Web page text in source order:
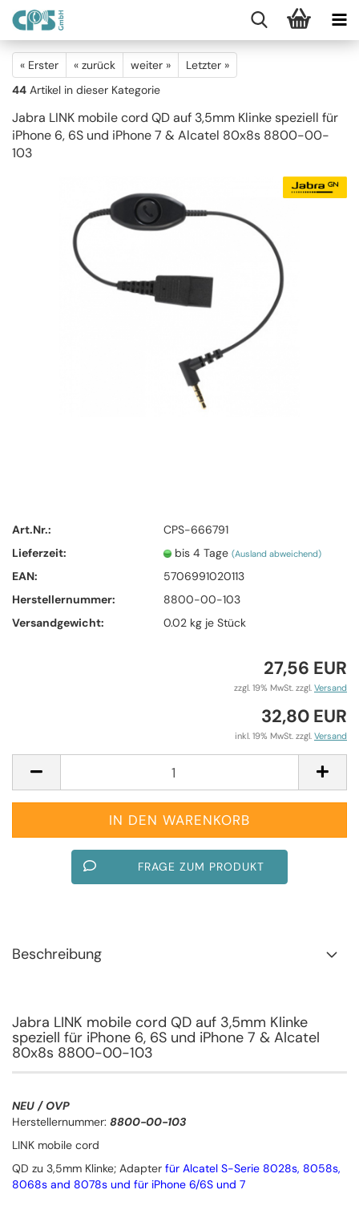
« Erster « zurück weiter »
Letzter »
44 Artikel in dieser Kategorie
Jabra LINK mobile cord QD auf 3,5mm Klinke speziell für
iPhone 6, 6S und iPhone 7 & Alcatel 80x8s 8800-00-
103
Art.Nr.:
CPS-666791
Lieferzeit:
bis 4 Tage(Ausland abweichend)
EAN:
5706991020113
Herstellernummer:
8800-00-103
Versandgewicht:
0.02 kg je Stück
27,56 EUR
zzgl. 19% MwSt. zzgl. Versand
32,80 EUR
inkl. 19% MwSt. zzgl. Versand
FRAGE ZUM PRODUKT
Beschreibung
Jabra LINK mobile cord QD auf 3,5mm Klinke
speziell für iPhone 6, 6S und iPhone 7 & Alcatel
80x8s 8800-00-103
NEU / OVP
Herstellernummer: 8800-00-103
LINK mobile cord
QD zu 3,5mm Klinke; Adapter für Alcatel S-Serie 8028s, 8058s,
8068s and 8078s und für iPhone 6/6S und 7